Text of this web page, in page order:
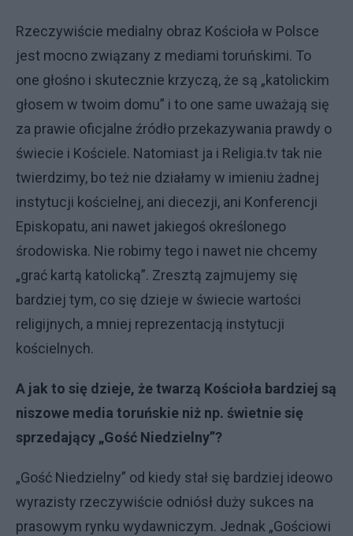
Rzeczywiście medialny obraz Kościoła w Polsce
jest mocno związany z mediami toruńskimi. To
one głośno i skutecznie krzyczą, że są „katolickim
głosem w twoim domu” i to one same uważają się
za prawie oficjalne źródło przekazywania prawdy o
świecie i Kościele. Natomiast ja i Religia.tv tak nie
twierdzimy, bo też nie działamy w imieniu żadnej
instytucji kościelnej, ani diecezji, ani Konferencji
Episkopatu, ani nawet jakiegoś określonego
środowiska. Nie robimy tego i nawet nie chcemy
„grać kartą katolicką”. Zresztą zajmujemy się
bardziej tym, co się dzieje w świecie wartości
religijnych, a mniej reprezentacją instytucji
kościelnych.
A jak to się dzieje, że twarzą Kościoła bardziej są
niszowe media toruńskie niż np. świetnie się
sprzedający „Gość Niedzielny”?
„Gość Niedzielny” od kiedy stał się bardziej ideowo
wyrazisty rzeczywiście odniósł duży sukces na
prasowym rynku wydawniczym. Jednak „Gościowi